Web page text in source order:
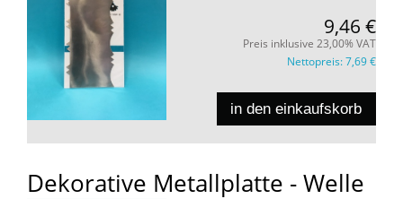
9,46 €
Preis inklusive 23,00% VAT
Nettopreis:7,69 €
in den einkaufskorb
Dekorative Metallplatte - Welle